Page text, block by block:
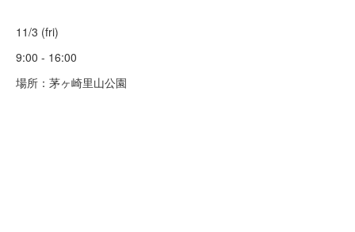
11/3 (fri)
9:00 - 16:00
場所：茅ヶ崎里山公園